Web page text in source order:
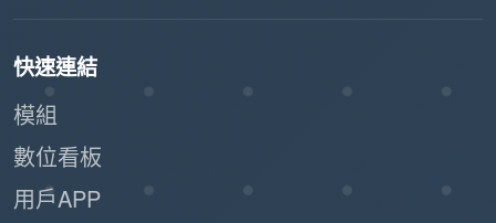
快速連結
模組
數位看板
用戶APP